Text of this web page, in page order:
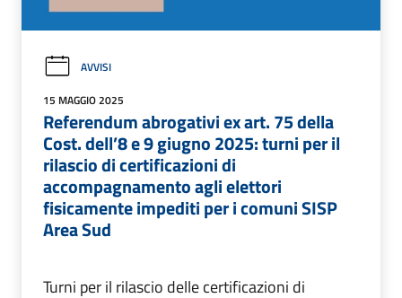
AVVISI
15 MAGGIO 2025
Referendum abrogativi ex art. 75 della
Cost. dell’8 e 9 giugno 2025: turni per il
rilascio di certificazioni di
accompagnamento agli elettori
fisicamente impediti per i comuni SISP
Area Sud
Turni per il rilascio delle certificazioni di